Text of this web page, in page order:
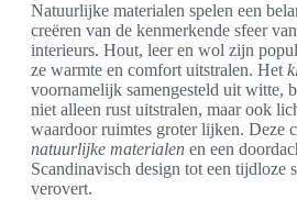
Natuurlijke materialen spelen een
creëren van de kenmerkende sfeer
interieurs. Hout, leer en wol zijn
ze warmte en comfort uitstralen. Het
voornamelijk samengesteld uit witte,
niet alleen rust uitstralen, maar ook
waardoor ruimtes groter lijken. Deze
natuurlijke materialen en een
Scandinavisch design tot een tijdloze
verovert.